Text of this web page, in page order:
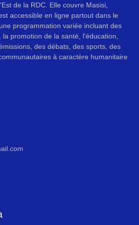
de la RDC. Elle couvre Masisi,
accessible en ligne partout dans le
programmation variée incluant des
promotion de la santé, l'éducation,
des débats, des sports, des
à caractère humanitaire